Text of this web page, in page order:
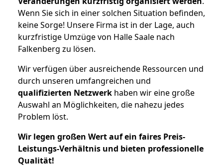
Wenn Sie sich in einer solchen Situation befinden,
keine Sorge! Unsere Firma ist in der Lage, auch
kurzfristige Umzüge von Halle Saale nach
Falkenberg zu lösen.
Wir verfügen über ausreichende Ressourcen und
durch unseren umfangreichen und
qualifizierten Netzwerk haben wir eine große
Auswahl an Möglichkeiten, die nahezu jedes
Problem löst.
Wir legen großen Wert auf ein faires Preis-
Leistungs-Verhältnis und bieten professionelle
Qualität!